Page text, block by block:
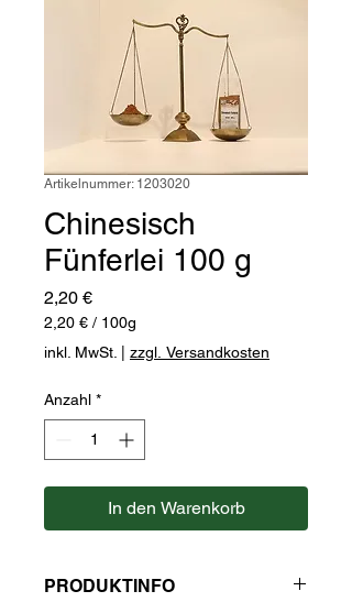
Artikelnummer: 1203020
Chinesisch
Fünferlei 100 g
2,20 €Preis
2,20 € / 100g
2,20 €
Gramm
inkl. MwSt. zzgl. Versandkosten
Anzahl *
In den Warenkorb
PRODUKTINFO